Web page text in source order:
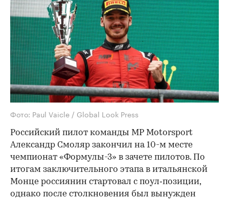
Фото: Paul Vaicle / Global Look Press
Российский пилот команды MP Motorsport
Александр Смоляр закончил на 10-м месте
чемпионат «Формулы-3» в зачете пилотов. По
итогам заключительного этапа в итальянской
Монце россиянин стартовал с поул‑позиции,
однако после столкновения был вынужден